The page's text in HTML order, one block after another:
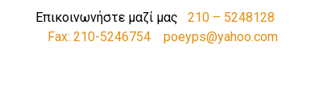
Επικοινωνήστε μαζί μας 210 – 5248128
Fax: 210-5246754
poeyps@yahoo.com